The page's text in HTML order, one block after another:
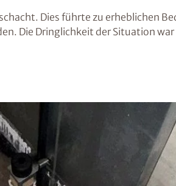
Dies führte zu erheblichen
Die Dringlichkeit der Situation